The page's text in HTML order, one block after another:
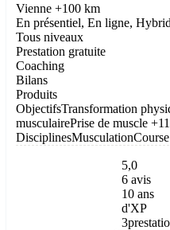
Vienne +100 km
En présentiel, En ligne,
Tous niveaux
Prestation gratuite
Coaching
Bilans
Produits
ObjectifsTransformation
musculairePrise de muscle +11
DisciplinesMusculation
5,0
6 avis
10 ans
d'XP
3